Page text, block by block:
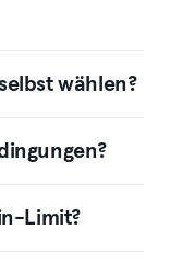
wählen?
Limit?